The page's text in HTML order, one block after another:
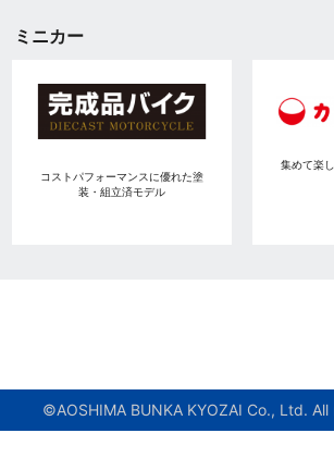
ミニカー
コストパフォーマンスに優れた塗
装・組立済モデル
集めて楽
©AOSHIMA BUNKA KYOZAI Co., Ltd.